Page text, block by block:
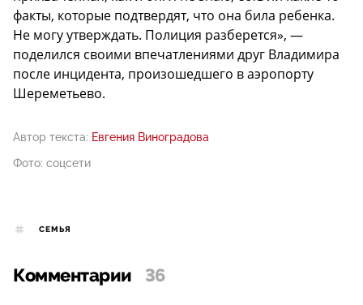
факты, которые подтвердят, что она била ребенка.
Не могу утверждать. Полиция разберется», —
поделился своими впечатлениями друг Владимира
после инцидента, произошедшего в аэропорту
Шереметьево.
Автор текста: Евгения Виноградова
Фото: соцсети
СЕМЬЯ
Комментарии 36